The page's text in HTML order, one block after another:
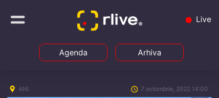
Live
Agenda Arhiva
ANI 7 octombrie, 2022 14:00